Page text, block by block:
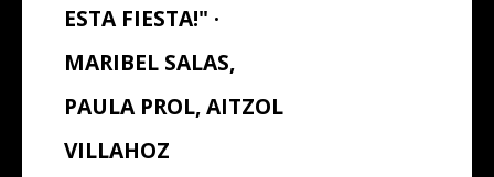
ESTA FIESTA!" ·
MARIBEL SALAS,
PAULA PROL, AITZOL
VILLAHOZ